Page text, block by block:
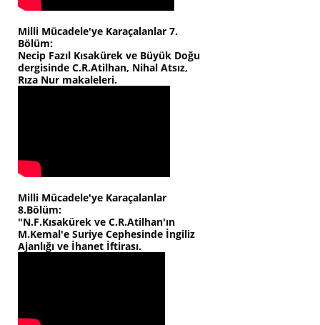
Milli Mücadele'ye Karaçalanlar 7.
Bölüm:
Necip Fazıl Kısakürek ve Büyük Doğu
dergisinde C.R.Atilhan, Nihal Atsız,
Rıza Nur makaleleri.
Milli Mücadele'ye Karaçalanlar
8.Bölüm:
"N.F.Kısakürek ve C.R.Atilhan'ın
M.Kemal'e Suriye Cephesinde İngiliz
Ajanlığı ve İhanet İftirası.